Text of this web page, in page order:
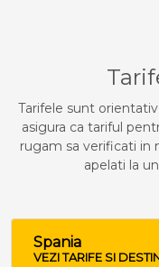
Tarifele sunt
asigura ca tariful
rugam sa verificati in
apelati la
Spania
VEZI TARIFE SI